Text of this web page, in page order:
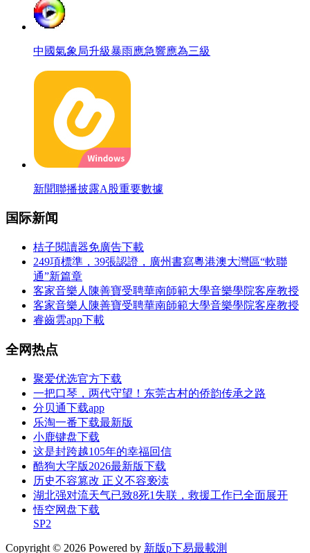
中國氣象局升級暴雨應急響應為三級
新聞聯播披露A股重要數據
国际新闻
桔子閱讀器免廣告下載
249項標準，39張認證，廣州書寫粵港澳大灣區“軟聯
通”新篇章
客家音樂人陳善寶受聘華南師範大學音樂學院客座教授
客家音樂人陳善寶受聘華南師範大學音樂學院客座教授
睿齒雲app下載
全网热点
聚爱优选官方下载
一把口琴，两代守望！东莞古村的侨韵传承之路
分贝通下载app
乐淘一番下载最新版
小鹿键盘下载
这是封跨越105年的幸福回信
酷狗大字版2026最新版下载
历史不容篡改 正义不容亵渎
湖北强对流天气已致8死1失联，救援工作已全面展开
悟空网盘下载
SP2
Copyright © 2026 Powered by 新版p下易最載測